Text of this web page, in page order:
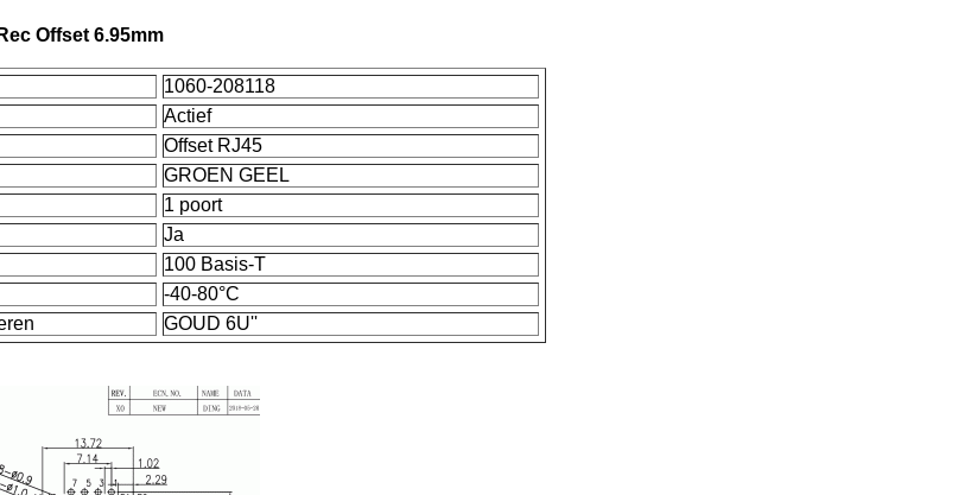
Offset 6.95mm
1060-208118
Actief
Offset RJ45
GROEN GEEL
1 poort
Ja
100 Basis-T
-40-80°C
GOUD 6U''